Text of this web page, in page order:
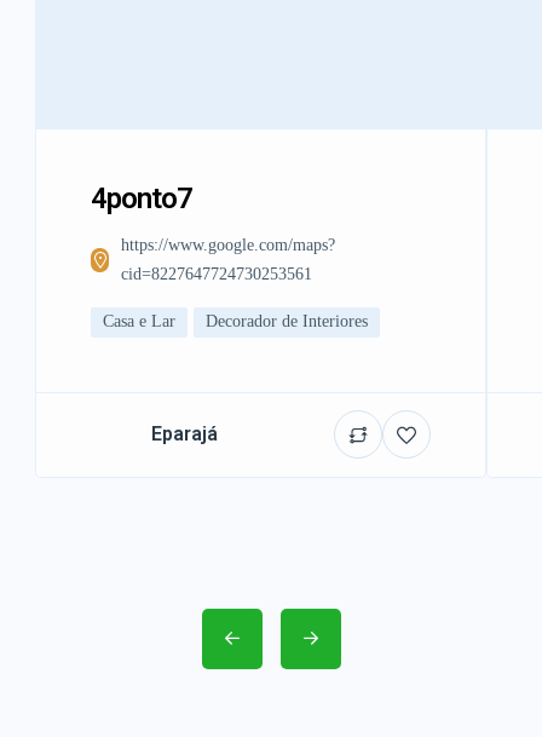
4ponto7
https://www.google.com/maps?
cid=8227647724730253561
Casa e Lar Decorador de Interiores
Eparajá